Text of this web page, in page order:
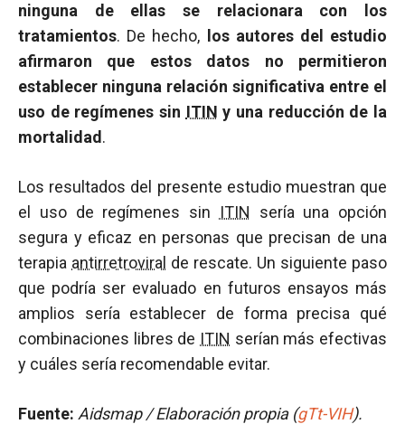
ninguna de ellas se relacionara con los
tratamientos. De hecho,
los autores del estudio
afirmaron que estos datos no permitieron
establecer ninguna relación significativa entre el
uso de regímenes sin ITIN y una reducción de la
mortalidad .
Los resultados del presente estudio muestran que
el uso de regímenes sin
ITIN sería una opción
segura y eficaz en personas que precisan de una
terapia antirretroviral de rescate. Un siguiente paso
que podría ser evaluado en futuros ensayos más
amplios sería establecer de forma precisa qué
combinaciones libres de ITIN serían más efectivas
y cuáles sería recomendable evitar.
Fuente: Aidsmap / Elaboración propia (gTt-VIH).